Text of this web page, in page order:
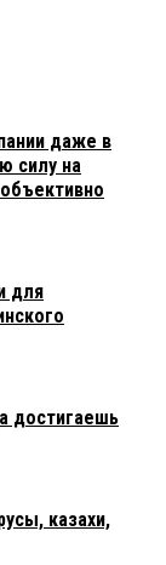
даже в
силу на
для
достигаешь
казахи,